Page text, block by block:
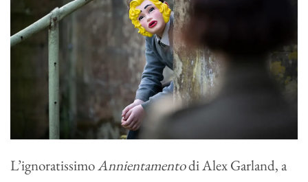
L’ignoratissimoAnnientamentodi Alex Garland, a